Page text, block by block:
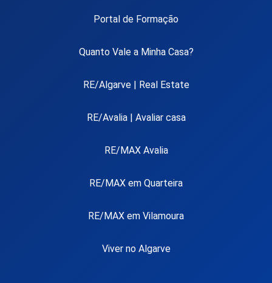
Portal de Formação
Quanto Vale a Minha Casa?
RE/Algarve | Real Estate
RE/Avalia | Avaliar casa
RE/MAX Avalia
RE/MAX em Quarteira
RE/MAX em Vilamoura
Viver no Algarve